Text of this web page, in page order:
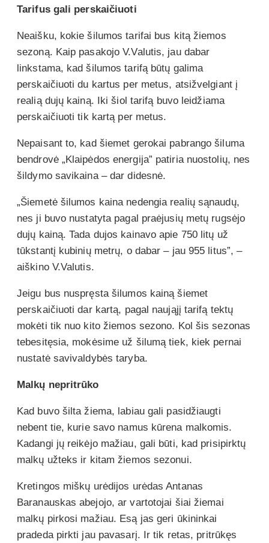
Tarifus gali perskaičiuoti
Neaišku, kokie šilumos tarifai bus kitą žiemos
sezoną. Kaip pasakojo V.Valutis, jau dabar
linkstama, kad šilumos tarifą būtų galima
perskaičiuoti du kartus per metus, atsižvelgiant į
realią dujų kainą. Iki šiol tarifą buvo leidžiama
perskaičiuoti tik kartą per metus.
Nepaisant to, kad šiemet gerokai pabrango šiluma
bendrovė „Klaipėdos energija” patiria nuostolių, nes
šildymo savikaina – dar didesnė.
„Šiemetė šilumos kaina nedengia realių sąnaudų,
nes ji buvo nustatyta pagal praėjusių metų rugsėjo
dujų kainą. Tada dujos kainavo apie 750 litų už
tūkstantį kubinių metrų, o dabar – jau 955 litus”, –
aiškino V.Valutis.
Jeigu bus nuspręsta šilumos kainą šiemet
perskaičiuoti dar kartą, pagal naująjį tarifą tektų
mokėti tik nuo kito žiemos sezono. Kol šis sezonas
tebesitęsia, mokėsime už šilumą tiek, kiek pernai
nustatė savivaldybės taryba.
Malkų nepritrūko
Kad buvo šilta žiema, labiau gali pasidžiaugti
nebent tie, kurie savo namus kūrena malkomis.
Kadangi jų reikėjo mažiau, gali būti, kad prisipirktų
malkų užteks ir kitam žiemos sezonui.
Kretingos miškų urėdijos urėdas Antanas
Baranauskas abejojo, ar vartotojai šiai žiemai
malkų pirkosi mažiau. Esą jas geri ūkininkai
pradeda pirkti jau pavasarį. Ir tik retas, pritrūkęs